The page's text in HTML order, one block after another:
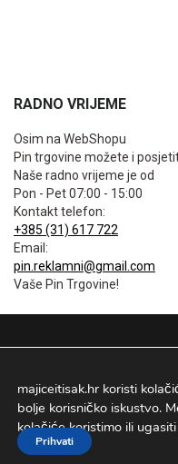
RADNO VRIJEME
Osim na WebShopu
Pin trgovine možete i
Naše radno vrijeme je od
Pon - Pet 07:00 - 15:00
Kontakt telefon:
+385 (31) 617 722
Email:
pin.reklamni@gmail.com
Vaše Pin Trgovine!
PIN TRGOVINE
majiceitisak.hr koristi
bolje korisničko iskustvo.
kolačiće koristimo ili
Prihvati